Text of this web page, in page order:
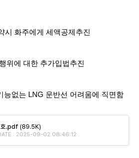
시 화주에게 세액공제추진
위에 대한 추가입법추진
능없는 LNG 운반선 어려움에 직면함
.pdf (89.5K)
DATE : 2025-09-02 08:46:12